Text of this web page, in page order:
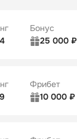
Бонус
25 000 ₽
Фрибет
10 000 ₽